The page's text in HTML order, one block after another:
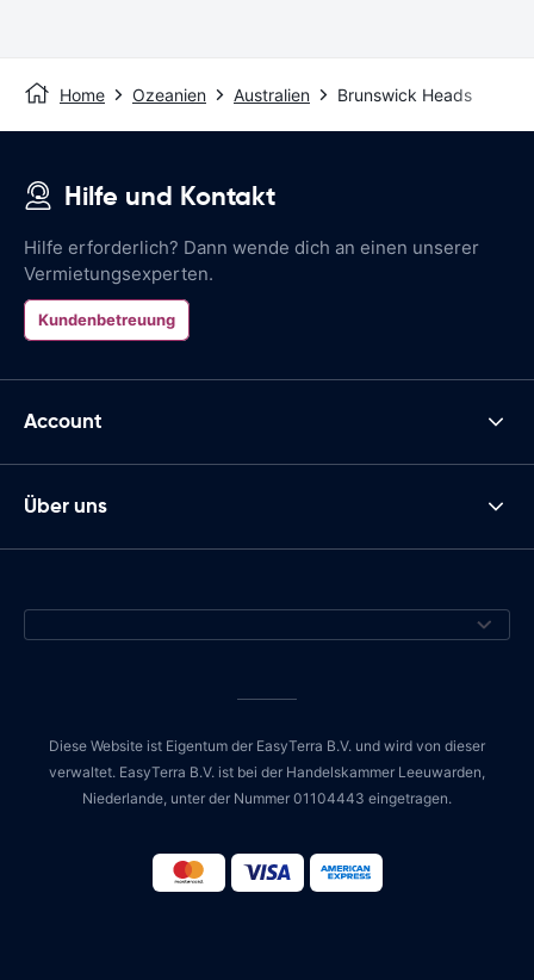
Home Ozeanien Australien Brunswick Heads
Hilfe und Kontakt
Hilfe erforderlich? Dann wende dich an einen unserer
Vermietungsexperten.
Kundenbetreuung
Account
Über uns
Diese Website ist Eigentum der EasyTerra B.V. und wird von dieser
verwaltet. EasyTerra B.V. ist bei der Handelskammer Leeuwarden,
Niederlande, unter der Nummer 01104443 eingetragen.